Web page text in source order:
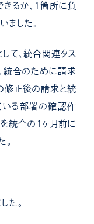
るか、１箇所に負
ました。
て、統合関連タス
統合のために請求
修正後の請求と統
いる部署の確認作
統合の１ヶ月前に
。
た。